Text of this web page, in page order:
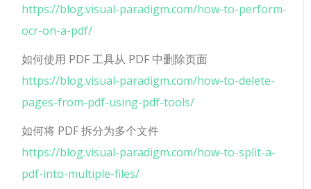
https://blog.visual-paradigm.com/how-to-perform-
ocr-on-a-pdf/
如何使用 PDF 工具从 PDF 中删除页面
https://blog.visual-paradigm.com/how-to-delete-
pages-from-pdf-using-pdf-tools/
如何将 PDF 拆分为多个文件
https://blog.visual-paradigm.com/how-to-split-a-
pdf-into-multiple-files/